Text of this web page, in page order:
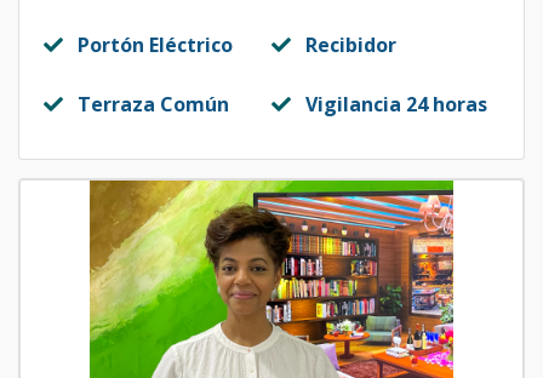
Portón Eléctrico Recibidor
Terraza Común Vigilancia 24 horas